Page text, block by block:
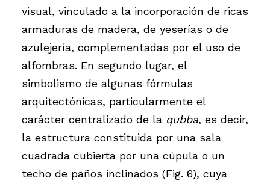
visual, vinculado a la incorporación de ricas
armaduras de madera, de yeserías o de
azulejería, complementadas por el uso de
alfombras. En segundo lugar, el
simbolismo de algunas fórmulas
arquitectónicas, particularmente el
carácter centralizado de la qubba, es decir,
la estructura constituida por una sala
cuadrada cubierta por una cúpula o un
techo de paños inclinados (Fig. 6), cuya